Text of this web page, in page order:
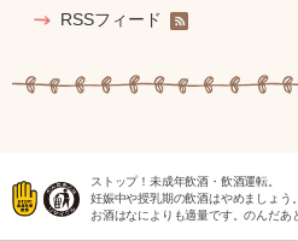
RSSフィード
ストップ！未成年飲酒・飲酒運転。
妊娠中や授乳期の飲酒はやめましょう。
お酒はなによりも適量です。のんだあ